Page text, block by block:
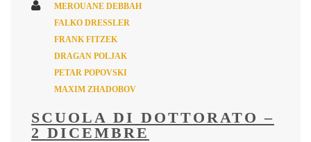
MEROUANE DEBBAH
FALKO DRESSLER
FRANK FITZEK
DRAGAN POLJAK
PETAR POPOVSKI
MAXIM ZHADOBOV
SCUOLA DI DOTTORATO –
2 DICEMBRE